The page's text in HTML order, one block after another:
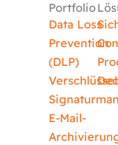
Portfolio
Data Loss
Prevention
(DLP)
E-Mail-